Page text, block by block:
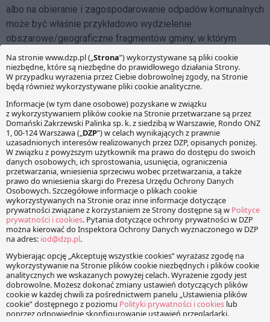
albo na obieranie i zagospodarowanie odpadów komunalnych
może być właśnie przykładowo wydzielenie
obszarowe/geograficzne fragmentów gminy, w którym
wykonywana ma być dana usługa lub podział usługi ze
względu na nieruchomości zamieszkałe i niezamieszkałe,
gdy gmina obejmuje te drugie systemem gospodarki
W tym kontekście należy zwrócić uwagę na szeroko
komentowane swego czasu postępowania przetargowe
dotyczące budowy dróg lub infrastruktury wodociągowej.
Powszechna była praktyka, zgodnie z którą gmina udzielała
zamówień na poszczególne fragmenty geograficzne takiej
infrastruktury w odrębnych postępowaniach argumentując, że
są one położone na odrębnych obszarowo częściach danej
gminy. Zarówno Komisja Europejska jak i polskie organy
jednoznacznie zakwestionowały taką praktykę. Jako środek
pozwalający na zgodne z prawem „dzielenie” zamówienia
wskazywano właśnie regulacje pozwalające na udzielenie
jednego zamówienia w częściach, niezależnie od tego, czy
podział taki dotyczy obszaru geograficznego, czy innego
wyodrębnienia fragmentu zamówienia.